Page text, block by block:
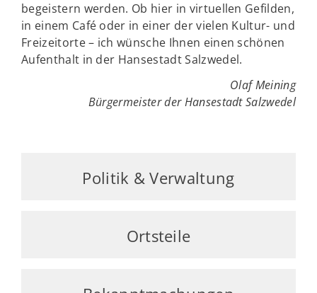
begeistern werden. Ob hier in virtuellen Gefilden,
in einem Café oder in einer der vielen Kultur- und
Freizeitorte – ich wünsche Ihnen einen schönen
Aufenthalt in der Hansestadt Salzwedel.
Olaf Meining
Bürgermeister der Hansestadt Salzwedel
Politik & Verwaltung
Ortsteile